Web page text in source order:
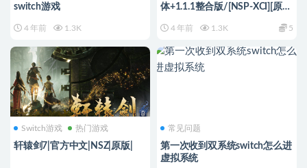
switch游戏
4 年前 1.3K
体+1.1.1整合版/[NSP-XCI][原版
4 年前 1.3K 5
Switch游戏 热门游戏
轩辕剑7|官方中文|NSZ|原版|
常见问题
第一次收到双系统switch怎么进
虚拟系统